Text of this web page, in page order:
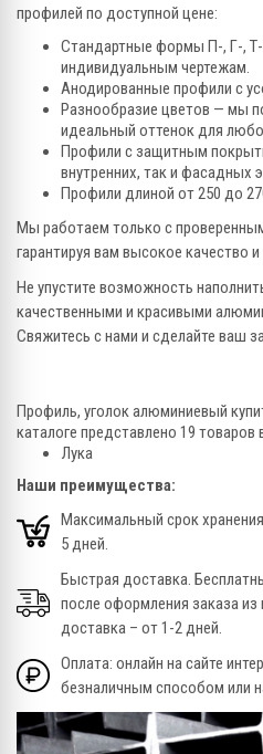
профилей по доступной цене:
Стандартные формы П-, Г-,
индивидуальным чертежам.
Анодированные профили с
Разнообразие цветов — мы
идеальный оттенок для
Профили с защитным
внутренних, так и фасадных
Профили длиной от 250 до
Мы работаем только с
гарантируя вам высокое качество
Не упустите возможность
качественными и красивыми
Свяжитесь с нами и сделайте ваш
Профиль, уголок алюминиевый
каталоге представлено 19 товаров
Лука
Наши преимущества:
Максимальный срок
5 дней.
Быстрая доставка.
после оформления заказа из
доставка – от 1-2 дней.
Оплата: онлайн на сайте
безналичным способом или